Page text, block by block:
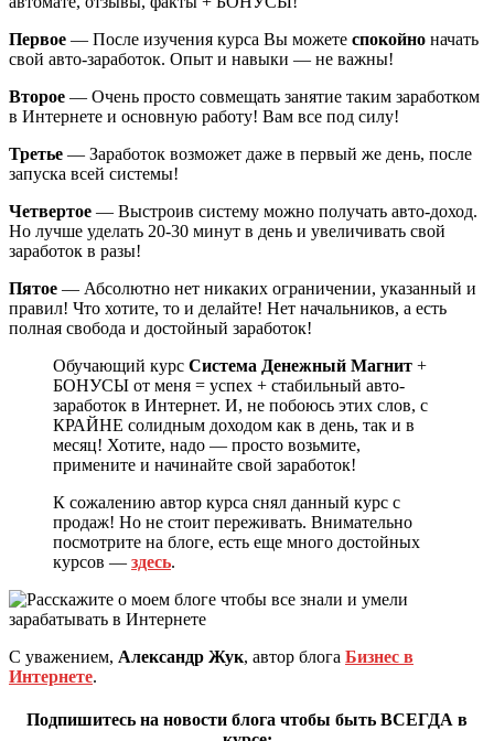
Первое — После изучения курса Вы можете спокойно начать
свой авто-заработок. Опыт и навыки — не важны!
Второе — Очень просто совмещать занятие таким заработком
в Интернете и основную работу! Вам все под силу!
Третье — Заработок возможет даже в первый же день, после
запуска всей системы!
Четвертое — Выстроив систему можно получать авто-доход.
Но лучше уделать 20-30 минут в день и увеличивать свой
заработок в разы!
Пятое — Абсолютно нет никаких ограничении, указанный и
правил! Что хотите, то и делайте! Нет начальников, а есть
полная свобода и достойный заработок!
Обучающий курс Система Денежный Магнит +
БОНУСЫ от меня = успех + стабильный авто-
заработок в Интернет. И, не побоюсь этих слов, с
КРАЙНЕ солидным доходом как в день, так и в
месяц! Хотите, надо — просто возьмите,
примените и начинайте свой заработок!
К сожалению автор курса снял данный курс с
продаж! Но не стоит переживать. Внимательно
посмотрите на блоге, есть еще много достойных
курсов — здесь.
С уважением, Александр Жук, автор блога Бизнес в
Интернете.
Подпишитесь на новости блога чтобы быть ВСЕГДА в